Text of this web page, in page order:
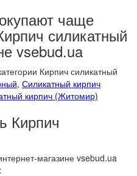
чаще
силикатный
vsebud.ua
Кирпич силикатный
, Силикатный кирпич
кирпич (Житомир)
Кирпич
магазине vsebud.ua